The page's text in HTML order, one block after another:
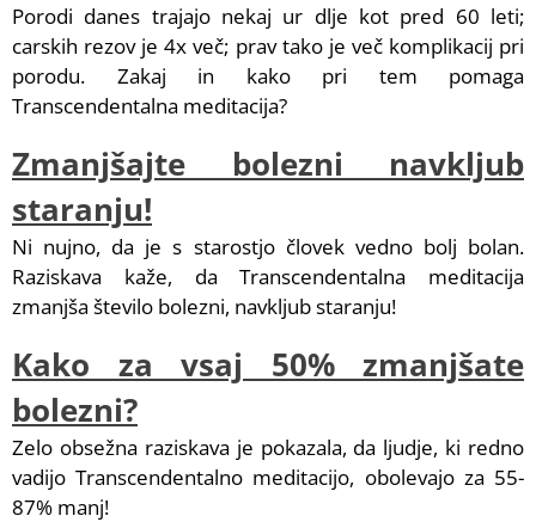
Porodi danes trajajo nekaj ur dlje kot pred 60 leti;
carskih rezov je 4x več; prav tako je več komplikacij pri
porodu. Zakaj in kako pri tem pomaga
Transcendentalna meditacija?
Zmanjšajte bolezni navkljub
staranju!
Ni nujno, da je s starostjo človek vedno bolj bolan.
Raziskava kaže, da Transcendentalna meditacija
zmanjša število bolezni, navkljub staranju!
Kako za vsaj 50% zmanjšate
bolezni?
Zelo obsežna raziskava je pokazala, da ljudje, ki redno
vadijo Transcendentalno meditacijo, obolevajo za 55-
87% manj!